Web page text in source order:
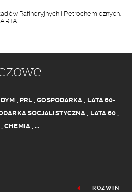
Rafineryjnych i Petrochemicznych.
DYM , PRL ,GOSPODARKA , LATA 60-
SOCJALISTYCZNA , LATA 60 ,
CHEMIA,...
ROZWIŃ